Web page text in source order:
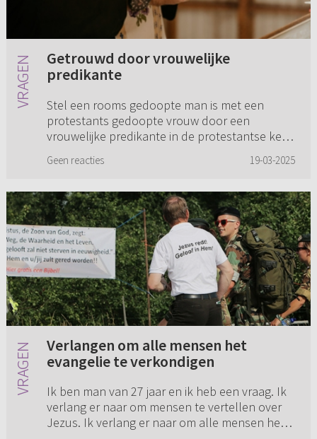
Getrouwd door vrouwelijke
predikante
Stel een rooms gedoopte man is met een
protestants gedoopte vrouw door een
vrouwelijke predikante in de protestantse kerk
geloof gekomen, maar wisten nog w...
Geen reacties 19-03-2025
Verlangen om alle mensen het
evangelie te verkondigen
Ik ben man van 27 jaar en ik heb een vraag. Ik
verlang er naar om mensen te vertellen over
Jezus. Ik verlang er naar om alle mensen het